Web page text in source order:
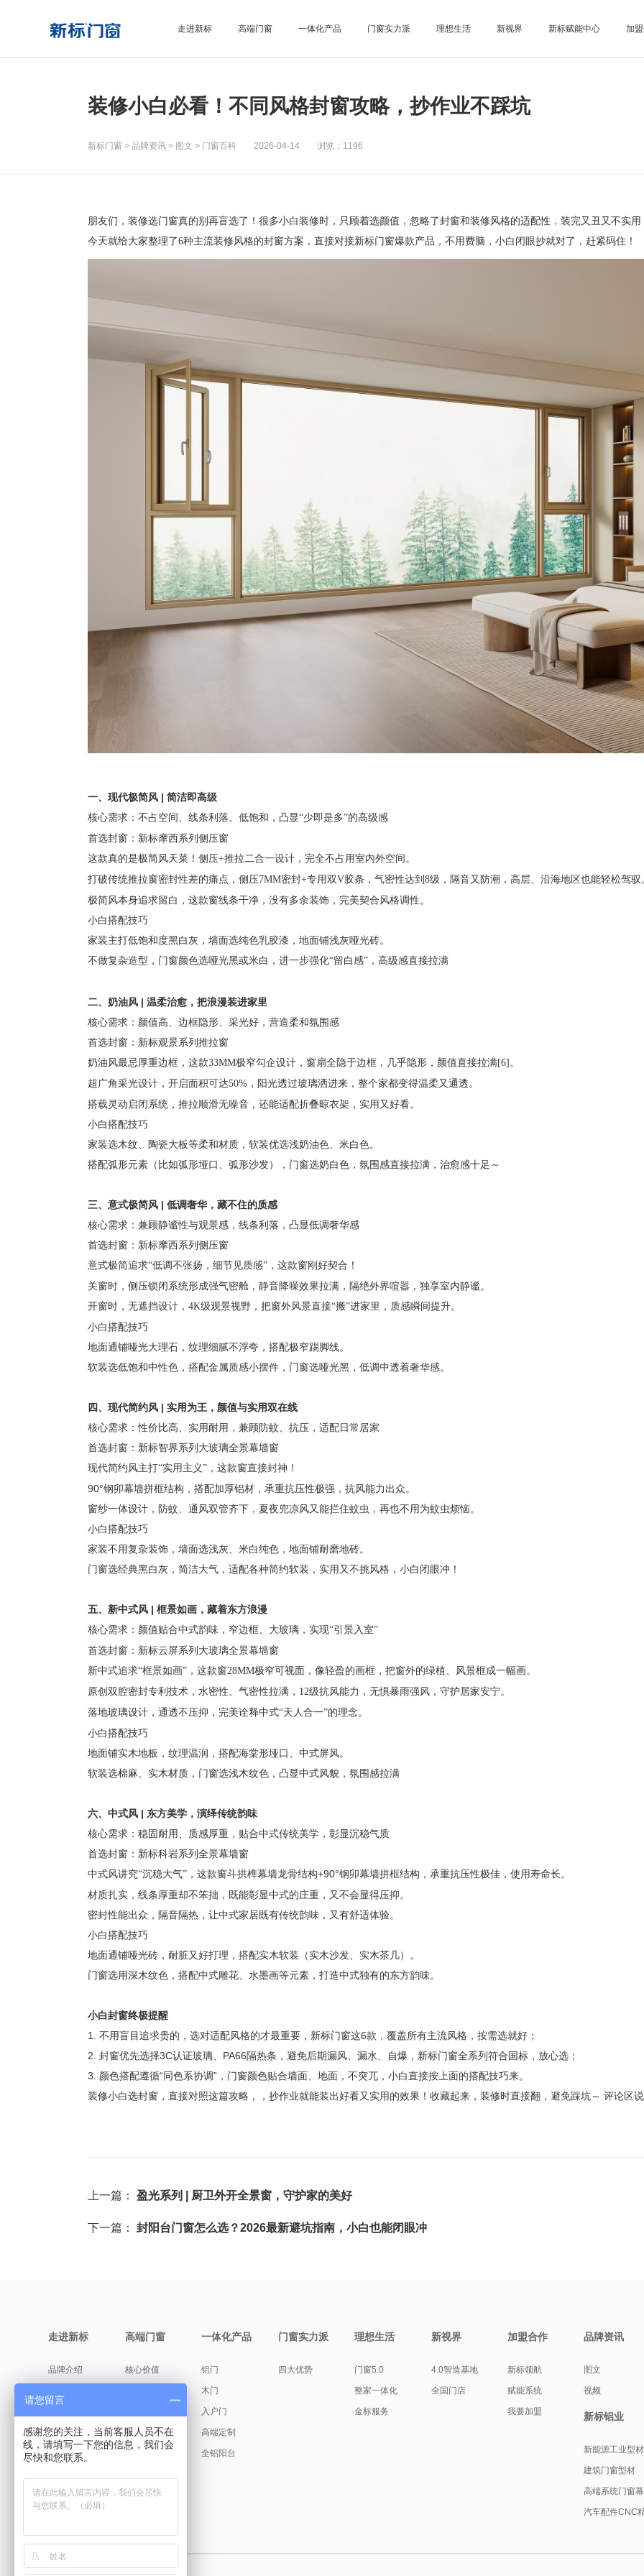
走进新标 高端门窗 一体化产品 门窗实力派 理想生活 新视界 新标赋能中心 加
装修小白必看！不同风格封窗攻略，抄作业不踩坑
新标门窗 > 品牌资讯 > 图文 > 门窗百科 2026-04-14 浏览：1196
朋友们，装修选门窗真的别再盲选了！很多小白装修时，只顾着选颜值，忽略了封窗和装修风格的适配性，装完又丑又不实
今天就给大家整理了6种主流装修风格的封窗方案，直接对接新标门窗爆款产品，不用费脑，小白闭眼抄就对了，赶紧码住 ！
一、现代极简风 | 简洁即高级
核心需求：不占空间、线条利落、低饱和，凸显“少即是多”的高级感
首选封窗：新标摩西系列侧压窗
这款真的是极简风天菜！ 侧压+推拉二合一设计，完全不占用室内外空间。
打破传统推拉窗密封性差的痛点，侧压7MM密封+专用双V胶条，气密性达到8级，隔音又防潮，高层、沿海地区也能轻松驾驭
极简风本身追求留白，这款窗线条干净，没有多余装饰，完美契合风格调性。
小白搭配技巧
家装主打低饱和度黑白灰，墙面选纯色乳胶漆，地面铺浅灰哑光砖。
不做复杂造型，门窗颜色选哑光黑或米白，进一步强化“留白感”，高级感直接拉满
二、奶油风 | 温柔治愈，把浪漫装进家里
核心需求：颜值高、边框隐形、采光好，营造柔和氛围感
首选封窗：新标观景系列推拉窗
奶油风最忌厚重边框，这款33MM极窄勾企设计，窗扇全隐于边框，几乎隐形，颜值直接拉满[6]。
超广角采光设计，开启面积可达50%，阳光透过玻璃洒进来，整个家都变得温柔又通透。
搭载灵动启闭系统，推拉顺滑无噪音，还能适配折叠晾衣架，实用又好看。
小白搭配技巧
家装选木纹、陶瓷大板等柔和材质，软装优选浅奶油色、米白色。
搭配弧形元素（比如弧形垭口、弧形沙发），门窗选奶白色，氛围感直接拉满，治愈感十足～
三、意式极简风 | 低调奢华，藏不住的质感
核心需求：兼顾静谧性与观景感，线条利落，凸显低调奢华感
首选封窗：新标摩西系列侧压窗
意式极简追求“低调不张扬，细节见质感”，这款窗刚好契合 ！
关窗时，侧压锁闭系统形成强气密舱，静音降噪效果拉满，隔绝外界喧嚣，独享室内静谧。
开窗时，无遮挡设计， 4K级观景视野，把窗外风景直接“搬”进家里，质感瞬间提升。
小白搭配技巧
地面通铺哑光大理石，纹理细腻不浮夸，搭配极窄踢脚线。
软装选低饱和中性色，搭配金属质感小摆件，门窗选哑光黑，低调中透着奢华感。
四、现代简约风 | 实用为王，颜值与实用双在线
核心需求：性价比高、实用耐用，兼顾防蚊、抗压，适配日常居家
首选封窗：新标智界系列大玻璃全景幕墙窗
现代简约风主打“实用主义”，这款窗直接封神 ！
90°钢卯幕墙拼框结构，搭配加厚铝材，承重抗压性极强，抗风能力出众。
窗纱一体设计，防蚊、通风双管齐下，夏夜兜凉风又能拦住蚊虫，再也不用为蚊虫烦恼。
小白搭配技巧
家装不用复杂装饰，墙面选浅灰、米白纯色，地面铺耐磨地砖。
门窗选经典黑白灰，简洁大气，适配各种简约软装，实用又不挑风格，小白闭眼冲！
五、新中式风 | 框景如画，藏着东方浪漫
核心需求：颜值贴合中式韵味，窄边框、大玻璃，实现“引景入室”
首选封窗：新标云屏系列大玻璃全景幕墙窗
新中式追求“框景如画”，这款窗28MM极窄可视面，像轻盈的画框，把窗外的绿植、风景框成一幅画。
原创双腔密封专利技术，水密性、气密性拉满， 12级抗风能力，无惧暴雨强风，守护居家安宁。
落地玻璃设计，通透不压抑，完美诠释中式“天人合一”的理念。
小白搭配技巧
地面铺实木地板，纹理温润，搭配海棠形垭口、中式屏风。
软装选棉麻、实木材质，门窗选浅木纹色，凸显中式风貌，氛围感拉满
六、中式风 | 东方美学，演绎传统韵味
核心需求：稳固耐用、质感厚重，贴合中式传统美学，彰显沉稳气质
首选封窗：新标科岩系列全景幕墙窗
中式风讲究“沉稳大气”，这款窗斗拱榫幕墙龙骨结构+90°钢卯幕墙拼框结构，承重抗压性极佳，使用寿命长。
材质扎实，线条厚重却不笨拙，既能彰显中式的庄重，又不会显得压抑。
密封性能出众，隔音隔热，让中式家居既有传统韵味，又有舒适体验。
小白搭配技巧
地面通铺哑光砖，耐脏又好打理，搭配实木软装（实木沙发、实木茶几）。
门窗选用深木纹色，搭配中式雕花、水墨画等元素，打造中式独有的东方韵味。
小白封窗终极提醒
1. 不用盲目追求贵的，选对适配风格的才最重要，新标门窗这6款，覆盖所有主流风格，按需选就好；
2. 封窗优先选择3C认证玻璃、PA66隔热条，避免后期漏风、漏水、自爆，新标门窗全系列符合国标，放心选；
3. 颜色搭配遵循“同色系协调”，门窗颜色贴合墙面、地面，不突兀，小白直接按上面的搭配技巧来。
装修小白选封窗，直接对照这篇攻略，，抄作业就能装出好看又实用的效果！ 收藏起来，装修时直接翻，避免踩坑～ 评论区
上一篇： 盈光系列 | 厨卫外开全景窗，守护家的美好
下一篇： 封阳台门窗怎么选？2026最新避坑指南，小白也能闭眼冲
走进新标
品牌介绍
发展历程
荣耀见证
古天乐代言
高端门窗
核心价值
一体化产品
铝门
木门
入户门
高端定制
全铝阳台
门窗实力派
四大优势
理想生活
门窗5.0
整家一体化
金标服务
新视界
4.0智造基地
全国门店
加盟合作
新标领航
赋能系统
我要加盟
品牌资讯
图文
视频
新标铝业
新能源工业型材
建筑门窗型材
高端系统门窗
汽车配件CNC
请您留言
感谢您的关注，当前客服人员不在
线，请填写一下您的信息，我们会
尽快和您联系。